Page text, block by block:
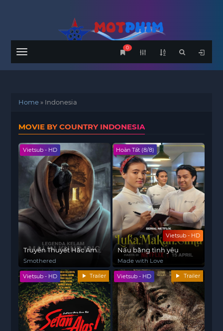
Menu
0
Home» Indonesia
MOVIE BY COUNTRY INDONESIA
Vietsub - HD
Truyền Thuyết Hắc Ám
Về Malin Kundang
Smothered
Vietsub - HD
Hoàn Tất (8/8)
Nấu bằng tình yêu
Made with Love
Vietsub - HD Trailer Vietsub - HD Trailer